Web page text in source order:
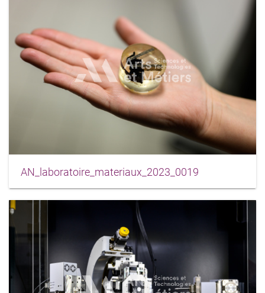
AN_laboratoire_materiaux_2023_0019